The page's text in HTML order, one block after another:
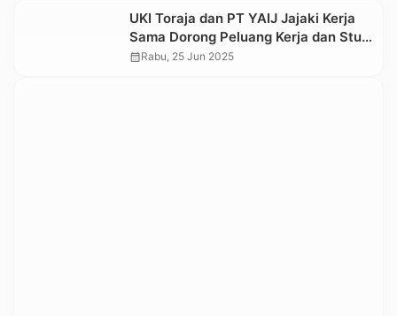
UKI Toraja dan PT YAIJ Jajaki Kerja
Sama Dorong Peluang Kerja dan Studi
di Eropa
calendar_monthRabu, 25 Jun 2025